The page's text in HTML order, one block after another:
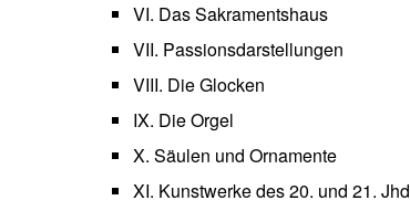
VI. Das Sakramentshaus
VII. Passionsdarstellungen
VIII. Die Glocken
IX. Die Orgel
X. Säulen und Ornamente
XI. Kunstwerke des 20. und 21. Jhd